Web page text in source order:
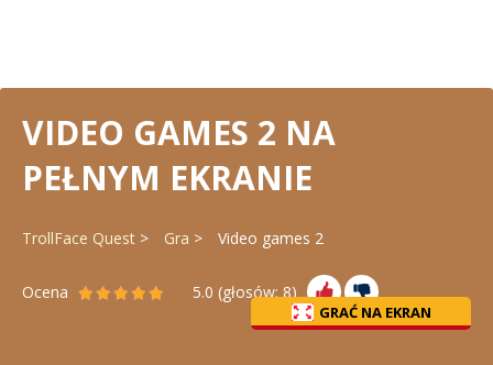
VIDEO GAMES 2 NA
PEŁNYM EKRANIE
TrollFace Quest Gra Video games 2
Ocena 5.0 (głosów:8)
GRAĆ NA EKRAN